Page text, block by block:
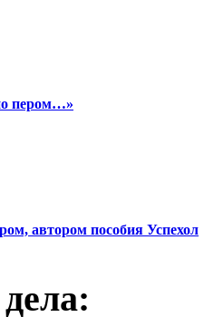
пером…»
автором пособия Успехол